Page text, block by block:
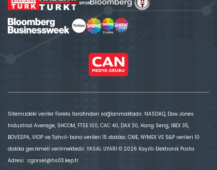
Sitemizdeki veriler Foreks tarafından sağlanmaktadır. NASDAQ, Dow Jones
Industrial Average, SHCOM, FTSE 100, CAC 40, DAX 30, Hang Seng, IBEX 35,
BOVESPA, VİOP ve Tahvil-bono verileri 15 dakika; CME, NYMEX VE S&P verileri 10
dakika gecikmeli verilmektedir. YASAL UYARI © 2026 Kayıtlı Elektronik Posta
Adresi : cgorsel@hs03.kep.tr